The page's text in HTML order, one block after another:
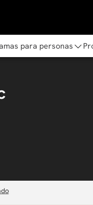
para personas